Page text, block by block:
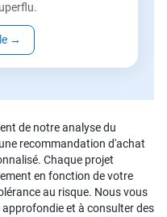
→
de notre analyse du
recommandation d'achat
Chaque projet
en fonction de votre
au risque. Nous vous
et à consulter des